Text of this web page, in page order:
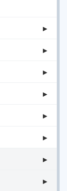
▸
▸
▸
▸
▸
▸
▸
▸